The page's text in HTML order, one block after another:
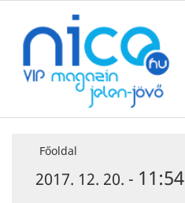
Főoldal
2017. 12. 20. - 11:54